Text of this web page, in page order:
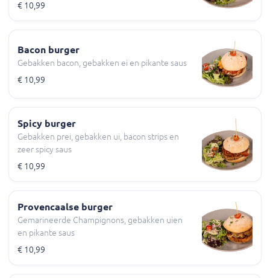
€ 10,99
Bacon burger
Gebakken bacon, gebakken ei en pikante saus
€ 10,99
Spicy burger
Gebakken prei, gebakken ui, bacon strips en
zeer spicy saus
€ 10,99
Provencaalse burger
Gemarineerde Champignons, gebakken uien
en pikante saus
€ 10,99